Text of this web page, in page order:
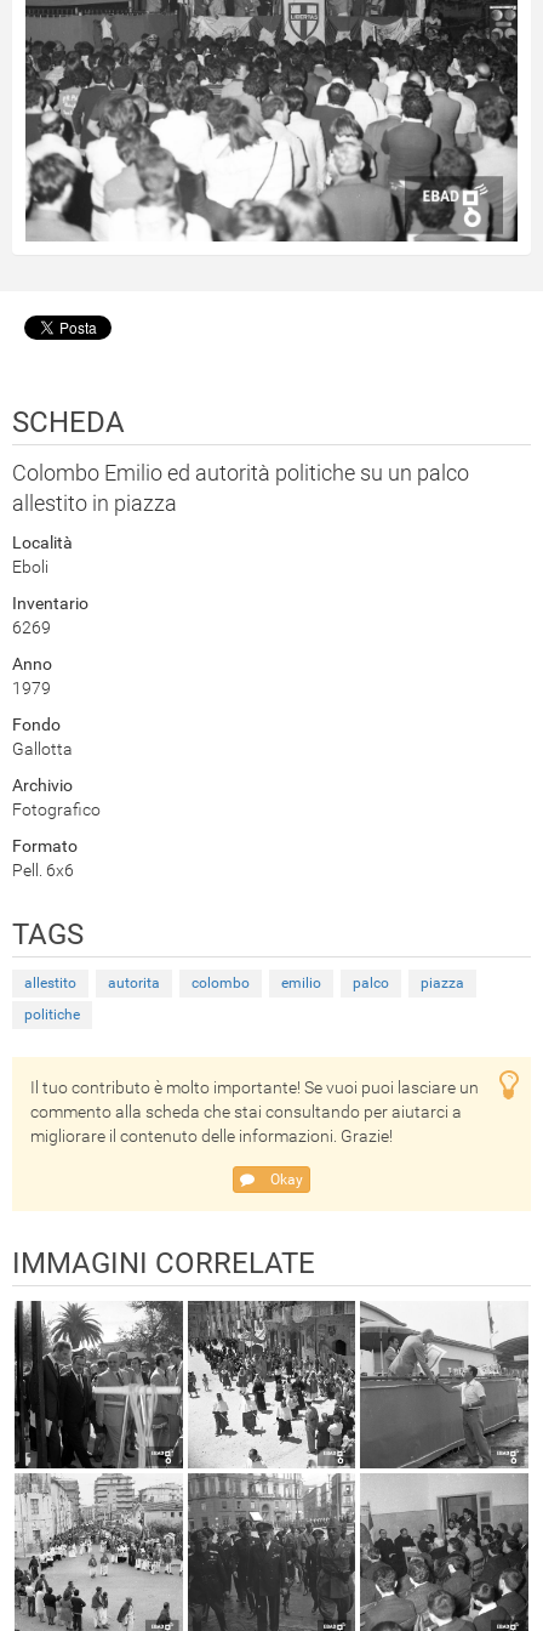
SCHEDA
Colombo Emilio ed autorità politiche su un palco
allestito in piazza
Località
Eboli
Inventario
6269
Anno
1979
Fondo
Gallotta
Archivio
Fotografico
Formato
Pell. 6x6
TAGS
allestito autorita colombo emilio palco
piazza
politiche
Il tuo contributo è molto importante! Se vuoi puoi lasciare un
commento alla scheda che stai consultando per aiutarci a
migliorare il contenuto delle informazioni. Grazie!
Okay
IMMAGINI CORRELATE